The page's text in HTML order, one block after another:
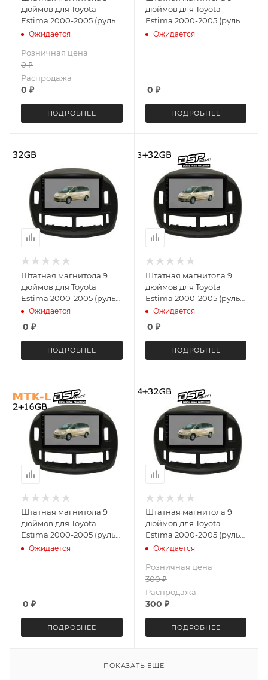
дюймов для Toyota
Estima 2000-2005 (руль
справа) MEKEDE 4047-
ядер Unisoc 7862 DSP
Ожидается
Розничная цена
0₽
Распродажа
0 ₽
ПОДРОБНЕЕ
дюймов для Toyota
Estima 2000-2005 (руль
справа) LeTrun 4047-
Ожидается
0 ₽
ПОДРОБНЕЕ
Штатная магнитола 9
дюймов для Toyota
Estima 2000-2005 (руль
справа) LeTrun 4047-
Gb Unisoc 7731
Ожидается
0 ₽
ПОДРОБНЕЕ
Штатная магнитола 9
дюймов для Toyota
Estima 2000-2005 (руль
справа) LeTrun 4047-
Gb 8 ядер DSP
Ожидается
0 ₽
ПОДРОБНЕЕ
Штатная магнитола 9
дюймов для Toyota
Estima 2000-2005 (руль
справа) LeTrun 4047-
Ожидается
0 ₽
ПОДРОБНЕЕ
Штатная магнитола 9
дюймов для Toyota
Estima 2000-2005 (руль
справа) Teyes CC3L 4047-
Ожидается
Розничная цена
300₽
Распродажа
300 ₽
ПОДРОБНЕЕ
ПОКАЗАТЬ ЕЩЕ